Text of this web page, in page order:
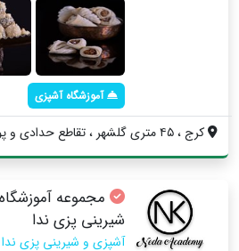
آموزشگاه آشپزی
کرج ، ۴۵ متری گلشهر ، تقاطع حدادی و پونه...
مجموعه
شیرینی پزی ندا
آشپزی و شیرینی پزی